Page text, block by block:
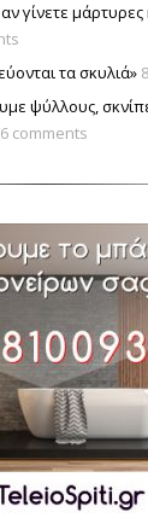
γίνετε
τα σκυλιά»
ψύλλους,
comments